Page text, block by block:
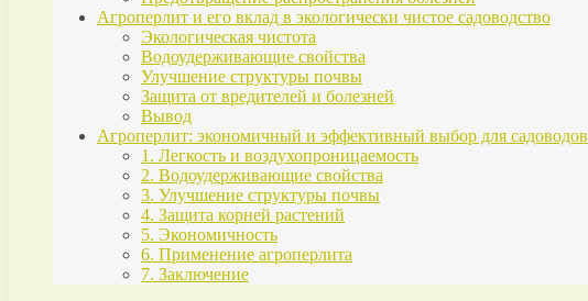
Агроперлит и его вклад в экологически чистое садоводство
Экологическая чистота
Водоудерживающие свойства
Улучшение структуры почвы
Защита от вредителей и болезней
Вывод
Агроперлит: экономичный и эффективный выбор для садоводов
1. Легкость и воздухопроницаемость
2. Водоудерживающие свойства
3. Улучшение структуры почвы
4. Защита корней растений
5. Экономичность
6. Применение агроперлита
7. Заключение